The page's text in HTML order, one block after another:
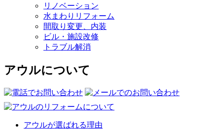
リノベーション
水まわりリフォーム
間取り変更、内装
ビル・施設改修
トラブル解消
アウルについて
アウルが選ばれる理由